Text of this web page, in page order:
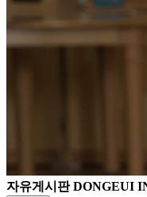
자유게시판DONGEUI